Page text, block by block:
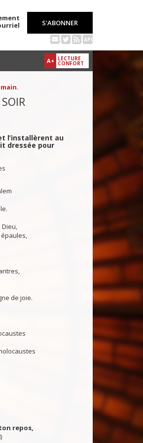
S'ABONNER
API
A+ LECTURE
CONFORT
.
l’installèrent au
dressée pour
de joie.
repos,